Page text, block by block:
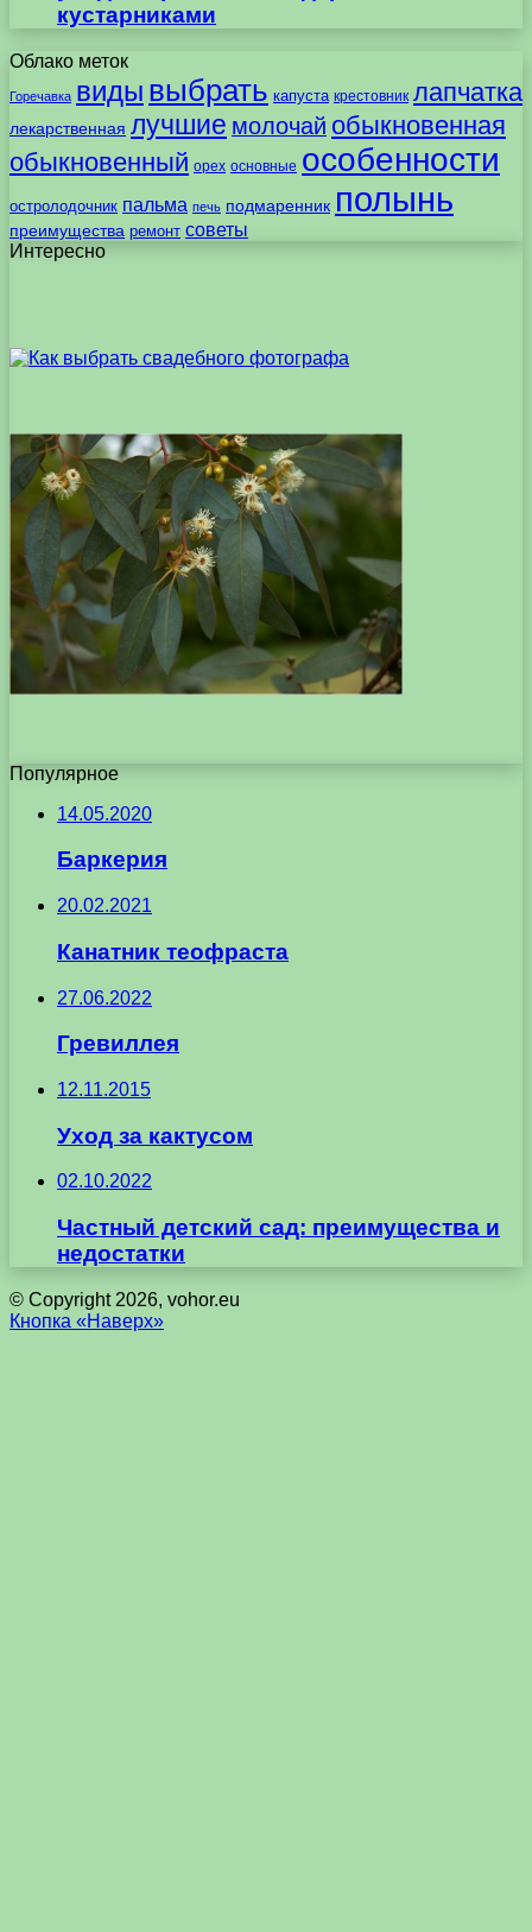
кустарниками
Облако меток
Горечавка виды выбрать капуста крестовник лапчатка
лекарственная лучшие молочай обыкновенная
обыкновенный орех основные особенности
остролодочник пальма печь подмаренник полынь
преимущества ремонт советы
Интересно
Популярное
14.05.2020
Баркерия
20.02.2021
Канатник теофраста
27.06.2022
Гревиллея
12.11.2015
Уход за кактусом
02.10.2022
Частный детский сад: преимущества и
недостатки
© Copyright 2026, vohor.eu
Кнопка «Наверх»